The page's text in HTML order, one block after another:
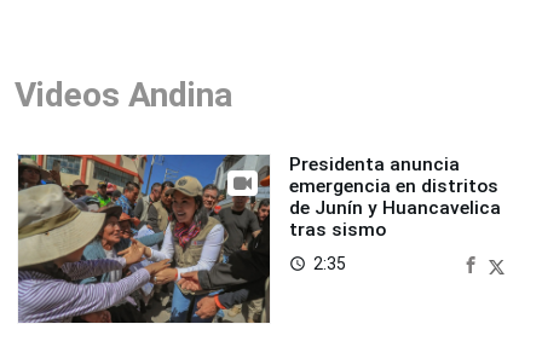
Videos Andina
Presidenta anuncia
emergencia en distritos
de Junín y Huancavelica
tras sismo
access_time 2:35